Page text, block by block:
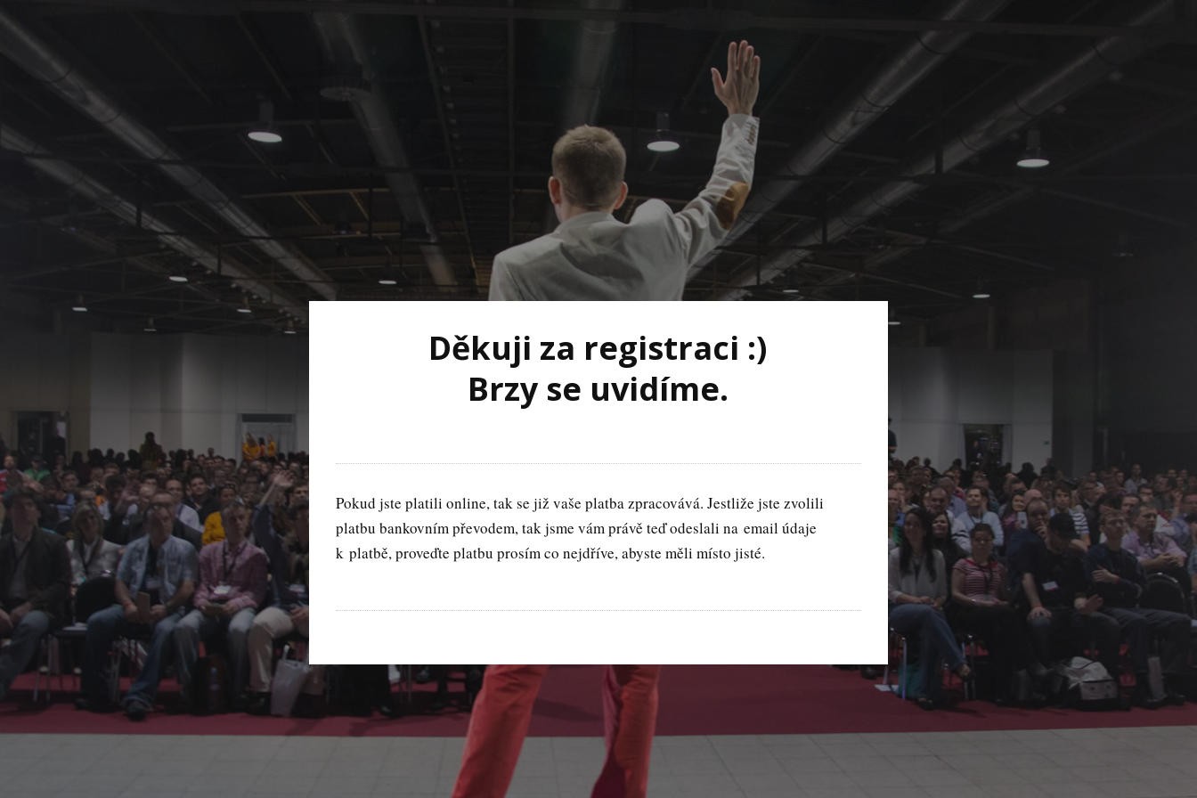
Děkuji za registraci :)
Brzy se uvidíme.
Pokud jste platili online, tak se již vaše platba zpracovává. Jestliže jste zvolili
platbu bankovním převodem, tak jsme vám právě teď odeslali na email údaje
k platbě, proveďte platbu prosím co nejdříve, abyste měli místo jisté.